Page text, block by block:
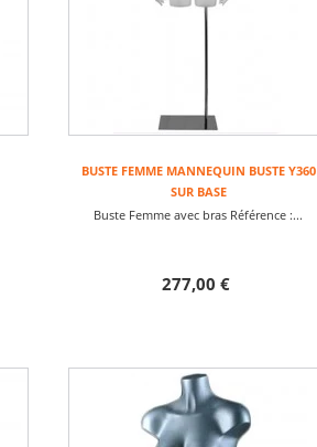
BUSTE FEMME MANNEQUIN BUSTE Y360
SUR BASE
Buste Femme avec bras Référence :...
277,00 €